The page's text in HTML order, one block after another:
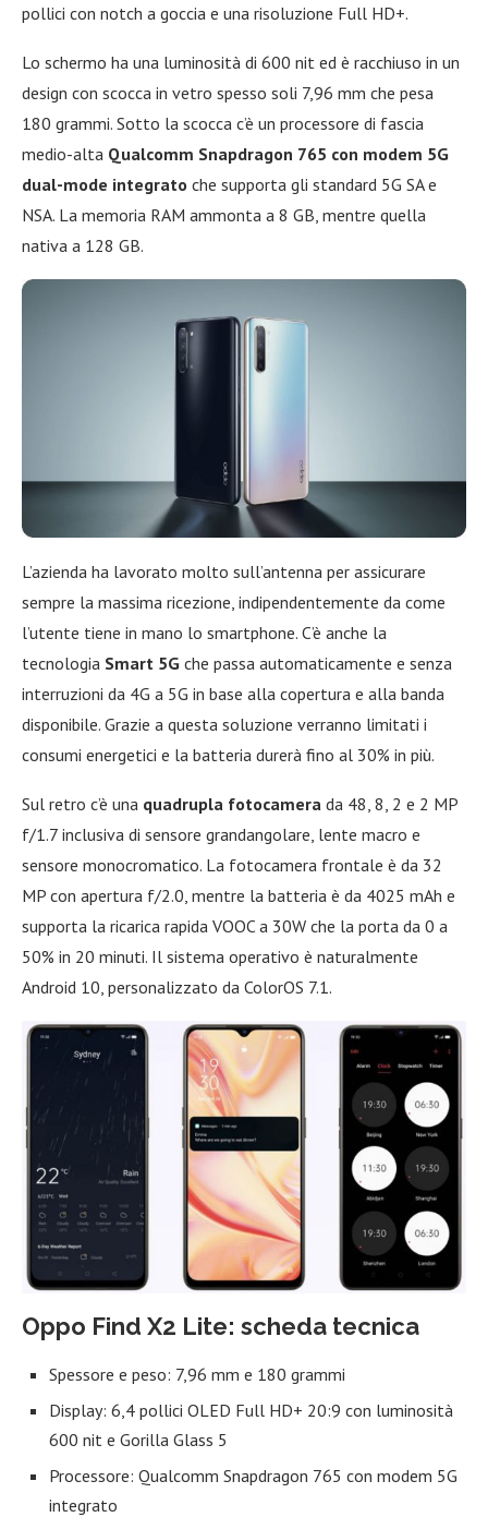
pollici con notch a goccia e una risoluzione Full HD+.
Lo schermo ha una luminosità di 600 nit ed è racchiuso in un
design con scocca in vetro spesso soli 7,96 mm che pesa
180 grammi. Sotto la scocca c’è un processore di fascia
medio-alta Qualcomm Snapdragon 765 con modem 5G
dual-mode integrato che supporta gli standard 5G SA e
NSA. La memoria RAM ammonta a 8 GB, mentre quella
nativa a 128 GB.
L’azienda ha lavorato molto sull’antenna per assicurare
sempre la massima ricezione, indipendentemente da come
l’utente tiene in mano lo smartphone. C’è anche la
tecnologia Smart 5G che passa automaticamente e senza
interruzioni da 4G a 5G in base alla copertura e alla banda
disponibile. Grazie a questa soluzione verranno limitati i
consumi energetici e la batteria durerà fino al 30% in più.
Sul retro c’è una quadrupla fotocamera da 48, 8, 2 e 2 MP
f/1.7 inclusiva di sensore grandangolare, lente macro e
sensore monocromatico. La fotocamera frontale è da 32
MP con apertura f/2.0, mentre la batteria è da 4025 mAh e
supporta la ricarica rapida VOOC a 30W che la porta da 0 a
50% in 20 minuti. Il sistema operativo è naturalmente
Android 10, personalizzato da ColorOS 7.1.
Oppo Find X2 Lite: scheda tecnica
Spessore e peso: 7,96 mm e 180 grammi
Display: 6,4 pollici OLED Full HD+ 20:9 con luminosità
600 nit e Gorilla Glass 5
Processore: Qualcomm Snapdragon 765 con modem 5G
integrato